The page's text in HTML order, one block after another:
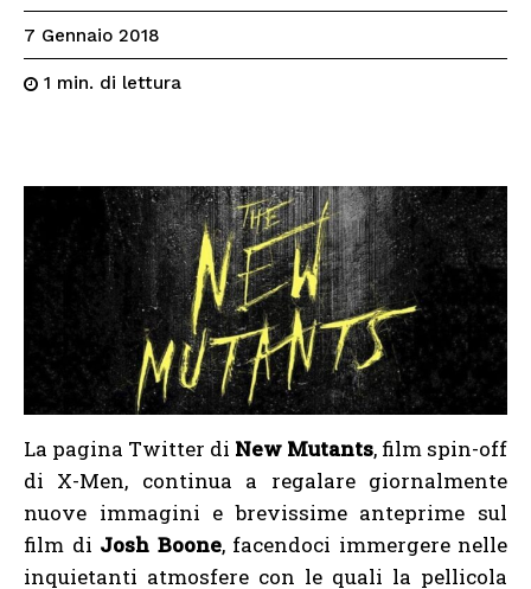
7 Gennaio 2018
1 min. di lettura
La pagina Twitter di New Mutants, film spin-off
di X-Men, continua a regalare giornalmente
nuove immagini e brevissime anteprime sul
film di Josh Boone, facendoci immergere nelle
inquietanti atmosfere con le quali la pellicola